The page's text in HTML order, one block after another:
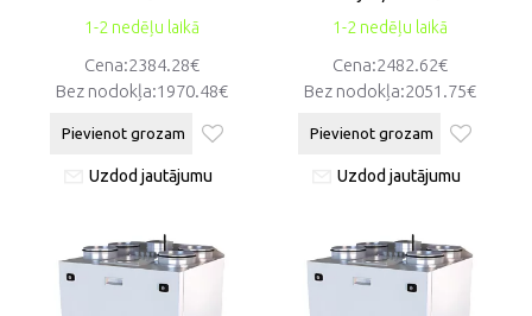
1-2 nedēļu laikā
Cena:2384.28€
Bez nodokļa:1970.48€
Pievienot grozam
Uzdod jautājumu
1-2 nedēļu laikā
Cena:2482.62€
Bez nodokļa:2051.75€
Pievienot grozam
Uzdod jautājumu